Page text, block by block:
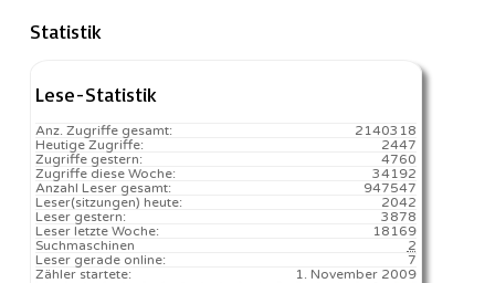
Statistik
Lese-Statistik
2140318
Anz. Zugriffe gesamt:
2447
Heutige Zugriffe:
4760
Zugriffe gestern:
34192
Zugriffe diese Woche:
947547
Anzahl Leser gesamt:
2042️
Leser(sitzungen) heute:
3878
Leser gestern:
18169️
Leser letzte Woche:
2
Suchmaschinen
7
Leser gerade online:
1. November 2009
Zähler startete: